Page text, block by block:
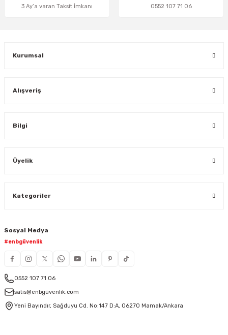
3 Ay’a varan Taksit İmkanı 0552 107 71 06
Kurumsal
Alışveriş
Bilgi
Üyelik
Kategoriler
Sosyal Medya
#enbgüvenlik
0552 107 71 06
satis@enbgüvenlik.com
Yeni Bayındır, Sağduyu Cd. No:147 D:A, 06270 Mamak/Ankara